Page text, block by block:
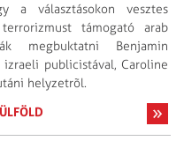
a választásokon vesztes
támogató arab
megbuktatni Benjamin
publicis­tával, Caroline
helyzetrõl.